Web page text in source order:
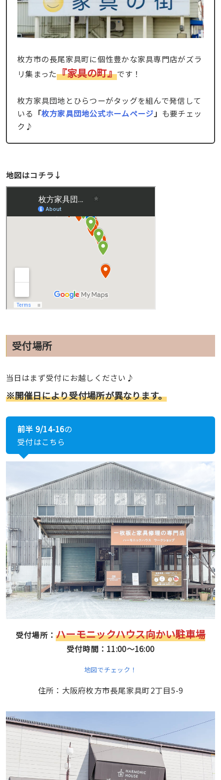
枚方市の長尾家具町に個性豊かな家具専門店がズラ
リ集まった『家具の町』です！
枚方家具団地とひらつーがタッグを組んで発信して
いる 「枚方家具団地公式ホームページ 」 も要チェッ
ク♪
地図はコチラ↓
受付場所
当日はまず受付にお越しください♪
※開催日により受付場所が異なります。
前半 9/14-16の
受付はこちら
受付場所：ハーモニックハウス向かい駐車場
受付時間：11:00〜16:00
地図でチェック！
住所：大阪府枚方市長尾家具町2丁目5-9